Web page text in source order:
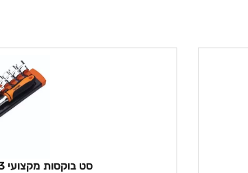
סט בוקסות מקצועי 13 חלקים 3/8 – HARDEN